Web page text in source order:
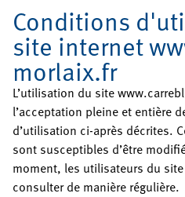
Conditions
site internet
morlaix.fr
L’utilisation du site
l’acceptation pleine et entière
d’utilisation ci-après décrites.
sont susceptibles d’être
moment, les utilisateurs du
consulter de manière régulière.